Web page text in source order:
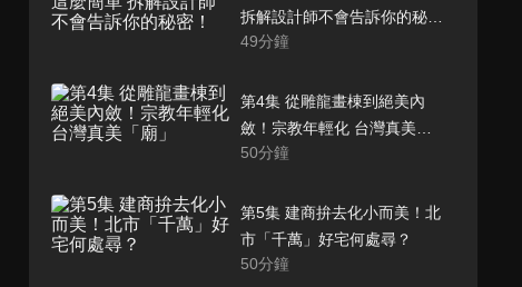
拆解設計師不會告訴你的秘
密！
49分鐘
第4集 從雕龍畫棟到絕美內
斂！宗教年輕化 台灣真美
「廟」
50分鐘
第5集 建商拚去化小而美！北
市「千萬」好宅何處尋？
50分鐘